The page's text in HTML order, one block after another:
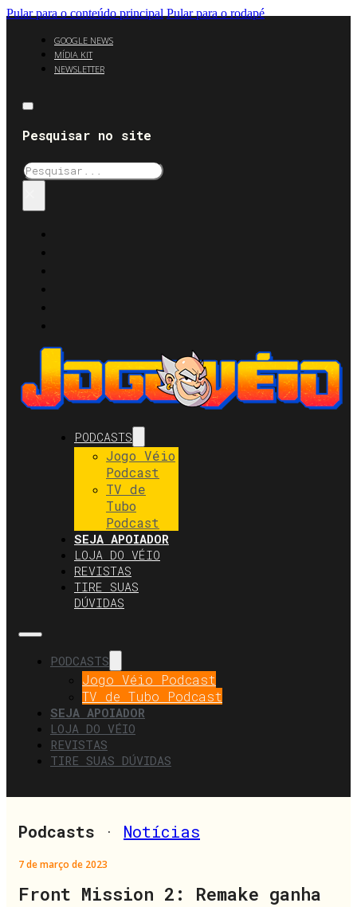
Pular para o conteúdo principal Pular para o rodapé
GOOGLE NEWS
MÍDIA KIT
NEWSLETTER
Pesquisar no site
Pesquisar
PODCASTS
Jogo Véio
Podcast
TV de
Tubo
Podcast
SEJA APOIADOR
LOJA DO VÉIO
REVISTAS
TIRE SUAS
DÚVIDAS
PODCASTS
Jogo Véio Podcast
TV de Tubo Podcast
SEJA APOIADOR
LOJA DO VÉIO
REVISTAS
TIRE SUAS DÚVIDAS
Podcasts · Notícias
7 de março de 2023
Front Mission 2: Remake ganha